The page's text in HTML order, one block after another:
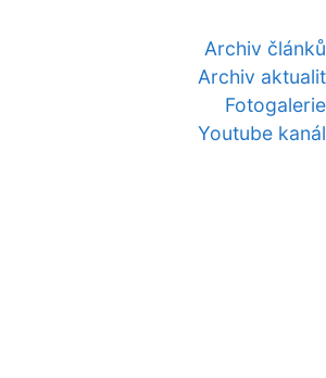
Archiv článků
Archiv aktualit
Fotogalerie
Youtube kanál